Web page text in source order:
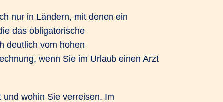
nur in Ländern, mit denen ein
das obligatorische
deutlich vom hohen
wenn Sie im Urlaub einen Arzt
wohin Sie verreisen. Im